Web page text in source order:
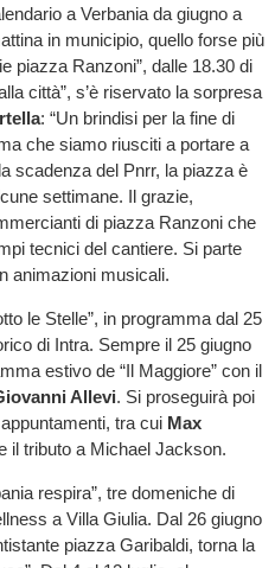
a Verbania da giugno a
in municipio, quello forse più
piazza Ranzoni”, dalle 18.30 di
città”, s’è riservato la sorpresa
: “Un brindisi per la fine di
che siamo riusciti a portare a
scadenza del Pnrr, la piazza è
settimane. Il grazie,
di piazza Ranzoni che
tecnici del cantiere. Si parte
animazioni musicali.
le Stelle”, in programma dal 25
di Intra. Sempre il 25 giugno
estivo de “Il Maggiore” con il
Allevi. Si proseguirà poi
tra cui Max
il tributo a Michael Jackson.
respira”, tre domeniche di
a Villa Giulia. Dal 26 giugno
piazza Garibaldi, torna la